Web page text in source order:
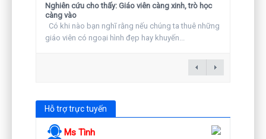
Nghiên cứu cho thấy: Giáo viên càng xinh, trò học
càng vào
Có khi nào bạn nghĩ rằng nếu chúng ta thuê những
giáo viên có ngoại hình đẹp hay khuyến...
Hỗ trợ trực tuyến
Ms Tình